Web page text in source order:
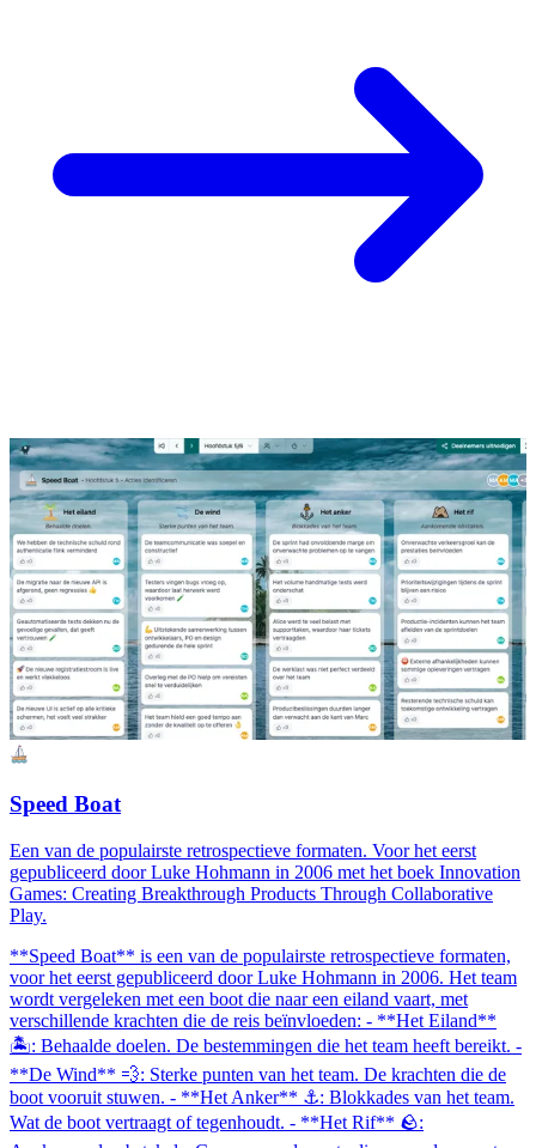
Speed Boat
Een van de populairste retrospectieve formaten. Voor het eerst
gepubliceerd door Luke Hohmann in 2006 met het boek Innovation
Games: Creating Breakthrough Products Through Collaborative
Play.
**Speed Boat** is een van de populairste retrospectieve formaten,
voor het eerst gepubliceerd door Luke Hohmann in 2006. Het team
wordt vergeleken met een boot die naar een eiland vaart, met
verschillende krachten die de reis beïnvloeden: - **Het Eiland**
🏝️: Behaalde doelen. De bestemmingen die het team heeft bereikt. -
**De Wind** 💨: Sterke punten van het team. De krachten die de
boot vooruit stuwen. - **Het Anker** ⚓: Blokkades van het team.
Wat de boot vertraagt of tegenhoudt. - **Het Rif** 🪨: